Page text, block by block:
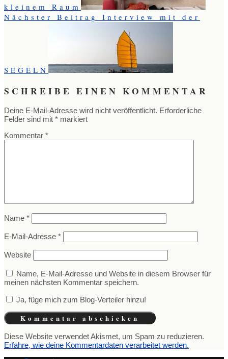
kleinem Raum
Nächster Beitrag Interview mit der
SEGELN
SCHREIBE EINEN KOMMENTAR
Deine E-Mail-Adresse wird nicht veröffentlicht. Erforderliche
Felder sind mit * markiert
Kommentar *
Name *
E-Mail-Adresse *
Website
Name, E-Mail-Adresse und Website in diesem Browser für
meinen nächsten Kommentar speichern.
Ja, füge mich zum Blog-Verteiler hinzu!
Diese Website verwendet Akismet, um Spam zu reduzieren.
Erfahre, wie deine Kommentardaten verarbeitet werden.